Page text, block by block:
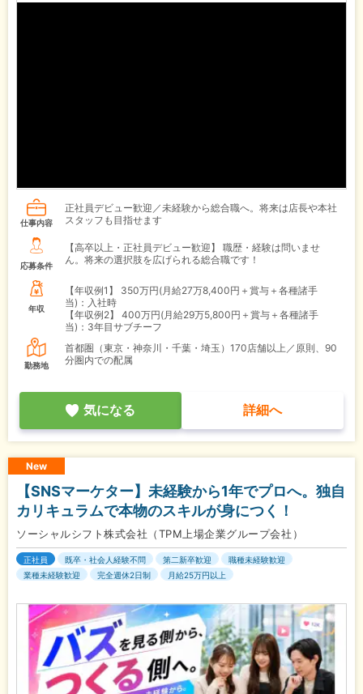
仕事内容
正社員デビュー歓迎／未経験から総合職へ。将来は店長や本社
スタッフも目指せます
応募条件
【高卒以上・正社員デビュー歓迎】 職歴・経験は問いませ
ん。将来の選択肢を広げられる総合職です！
年収
【年収例1】
350万円(月給27万8,400円＋賞与＋各種諸手
当)：入社時
【年収例2】
400万円(月給29万5,800円＋賞与＋各種諸手
当)：3年目サブチーフ
勤務地
首都圏（東京・神奈川・千葉・埼玉）170店舗以上／原則、90
分圏内での配属
気になる 詳細へ
New
【SNSマーケター】未経験から1年でプロへ。独自
カリキュラムで本物のスキルが身につく！
ソーシャルシフト株式会社（TPM上場企業グループ会社）
正社員 既卒・社会人経験不問 第二新卒歓迎
職種未経験歓迎
業種未経験歓迎
完全週休2日制 月給25万円以上